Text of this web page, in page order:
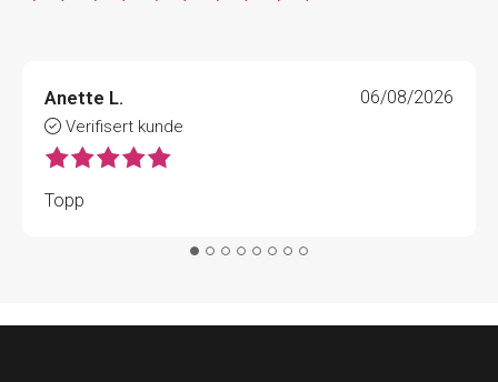
Anette L.
Verifisert kunde
06/08/2026
Topp